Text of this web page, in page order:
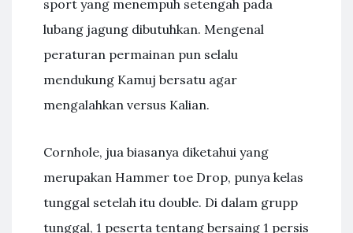
sport yang menempuh setengah pada
lubang jagung dibutuhkan. Mengenal
peraturan permainan pun selalu
mendukung Kamuj bersatu agar
mengalahkan versus Kalian.
Cornhole, jua biasanya diketahui yang
merupakan Hammer toe Drop, punya kelas
tunggal setelah itu double. Di dalam grupp
tunggal, 1 peserta tentang bersaing 1 persis